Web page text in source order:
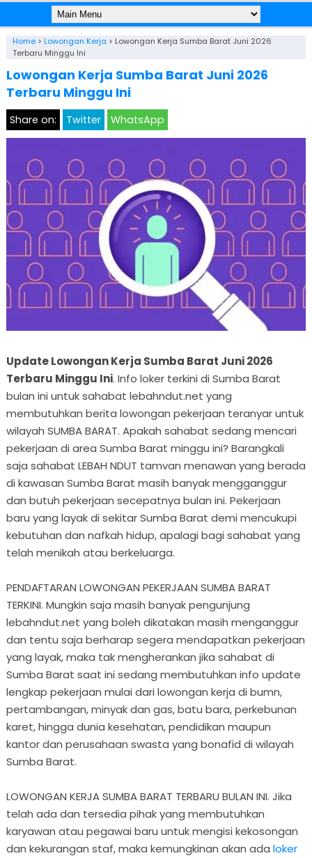
Home> Lowongan Kerja > Lowongan Kerja Sumba Barat Juni 2026
Terbaru Minggu Ini
Lowongan Kerja Sumba Barat Juni 2026
Terbaru Minggu Ini
Share on: Twitter WhatsApp
Update Lowongan Kerja Sumba Barat Juni 2026
Terbaru Minggu Ini. Info loker terkini di Sumba Barat
bulan ini untuk sahabat lebahndut.net yang
membutuhkan berita lowongan pekerjaan teranyar untuk
wilayah SUMBA BARAT. Apakah sahabat sedang mencari
pekerjaan di area Sumba Barat minggu ini? Barangkali
saja sahabat LEBAH NDUT tamvan menawan yang berada
di kawasan Sumba Barat masih banyak mengganggur
dan butuh pekerjaan secepatnya bulan ini. Pekerjaan
baru yang layak di sekitar Sumba Barat demi mencukupi
kebutuhan dan nafkah hidup, apalagi bagi sahabat yang
telah menikah atau berkeluarga.
PENDAFTARAN LOWONGAN PEKERJAAN SUMBA BARAT
TERKINI. Mungkin saja masih banyak pengunjung
lebahndut.net yang boleh dikatakan masih menganggur
dan tentu saja berharap segera mendapatkan pekerjaan
yang layak, maka tak mengherankan jika sahabat di
Sumba Barat saat ini sedang membutuhkan info update
lengkap pekerjaan mulai dari lowongan kerja di bumn,
pertambangan, minyak dan gas, batu bara, perkebunan
karet, hingga dunia kesehatan, pendidikan maupun
kantor dan perusahaan swasta yang bonafid di wilayah
Sumba Barat.
LOWONGAN KERJA SUMBA BARAT TERBARU BULAN INI. Jika
telah ada dan tersedia pihak yang membutuhkan
karyawan atau pegawai baru untuk mengisi kekosongan
dan kekurangan staf, maka kemungkinan akan ada loker